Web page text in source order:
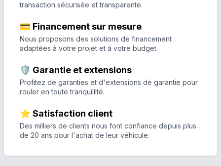
transaction sécurisée et transparente.
💳 Financement sur mesure
Nous proposons des solutions de financement
adaptées à votre projet et à votre budget.
🛡️ Garantie et extensions
Profitez de garanties et d'extensions de garantie pour
rouler en toute tranquillité.
⭐ Satisfaction client
Des milliers de clients nous font confiance depuis plus
de 20 ans pour l'achat de leur véhicule.